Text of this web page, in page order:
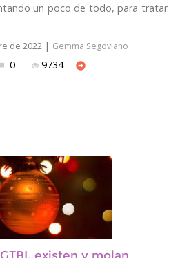
un poco de todo, para tratar
de 2022 | Gemma Segoviano
0 9734